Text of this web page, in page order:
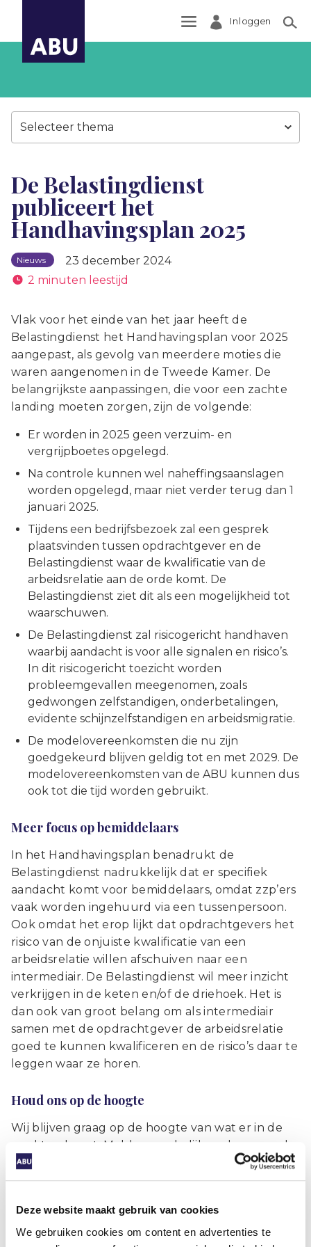
Deze website maakt gebruik van cookies
We gebruiken cookies om content en advertenties te
Inloggen
Selecteer thema
De Belastingdienst
publiceert het
Handhavingsplan 2025
Nieuws
23 december 2024
2 minuten leestijd
Vlak voor het einde van het jaar heeft de
Belastingdienst het Handhavingsplan voor 2025
aangepast, als gevolg van meerdere moties die
waren aangenomen in de Tweede Kamer. De
belangrijkste aanpassingen, die voor een zachte
landing moeten zorgen, zijn de volgende:
Er worden in 2025 geen verzuim- en
vergrijpboetes opgelegd.
Na controle kunnen wel naheffingsaanslagen
worden opgelegd, maar niet verder terug dan 1
januari 2025.
Tijdens een bedrijfsbezoek zal een gesprek
plaatsvinden tussen opdrachtgever en de
Belastingdienst waar de kwalificatie van de
arbeidsrelatie aan de orde komt. De
Belastingdienst ziet dit als een mogelijkheid tot
waarschuwen.
De Belastingdienst zal risicogericht handhaven
waarbij aandacht is voor alle signalen en risico’s.
In dit risicogericht toezicht worden
probleemgevallen meegenomen, zoals
gedwongen zelfstandigen, onderbetalingen,
evidente schijnzelfstandigen en arbeidsmigratie.
De modelovereenkomsten die nu zijn
goedgekeurd blijven geldig tot en met 2029. De
modelovereenkomsten van de ABU kunnen dus
ook tot die tijd worden gebruikt.
Meer focus op bemiddelaars
In het Handhavingsplan benadrukt de
Belastingdienst nadrukkelijk dat er specifiek
aandacht komt voor bemiddelaars, omdat zzp’ers
vaak worden ingehuurd via een tussenpersoon.
Ook omdat het erop lijkt dat opdrachtgevers het
risico van de onjuiste kwalificatie van een
arbeidsrelatie willen afschuiven naar een
intermediair. De Belastingdienst wil meer inzicht
verkrijgen in de keten en/of de driehoek. Het is
dan ook van groot belang om als intermediair
samen met de opdrachtgever de arbeidsrelatie
goed te kunnen kwalificeren en de risico’s daar te
leggen waar ze horen.
Houd ons op de hoogte
Wij blijven graag op de hoogte van wat er in de
markt gebeurt. Meld opmerkelijke zaken vooral
aan onze programmamanager zzp-
dienstverlening Margreet Drijvers via
Bekijk het Handhavingsplan